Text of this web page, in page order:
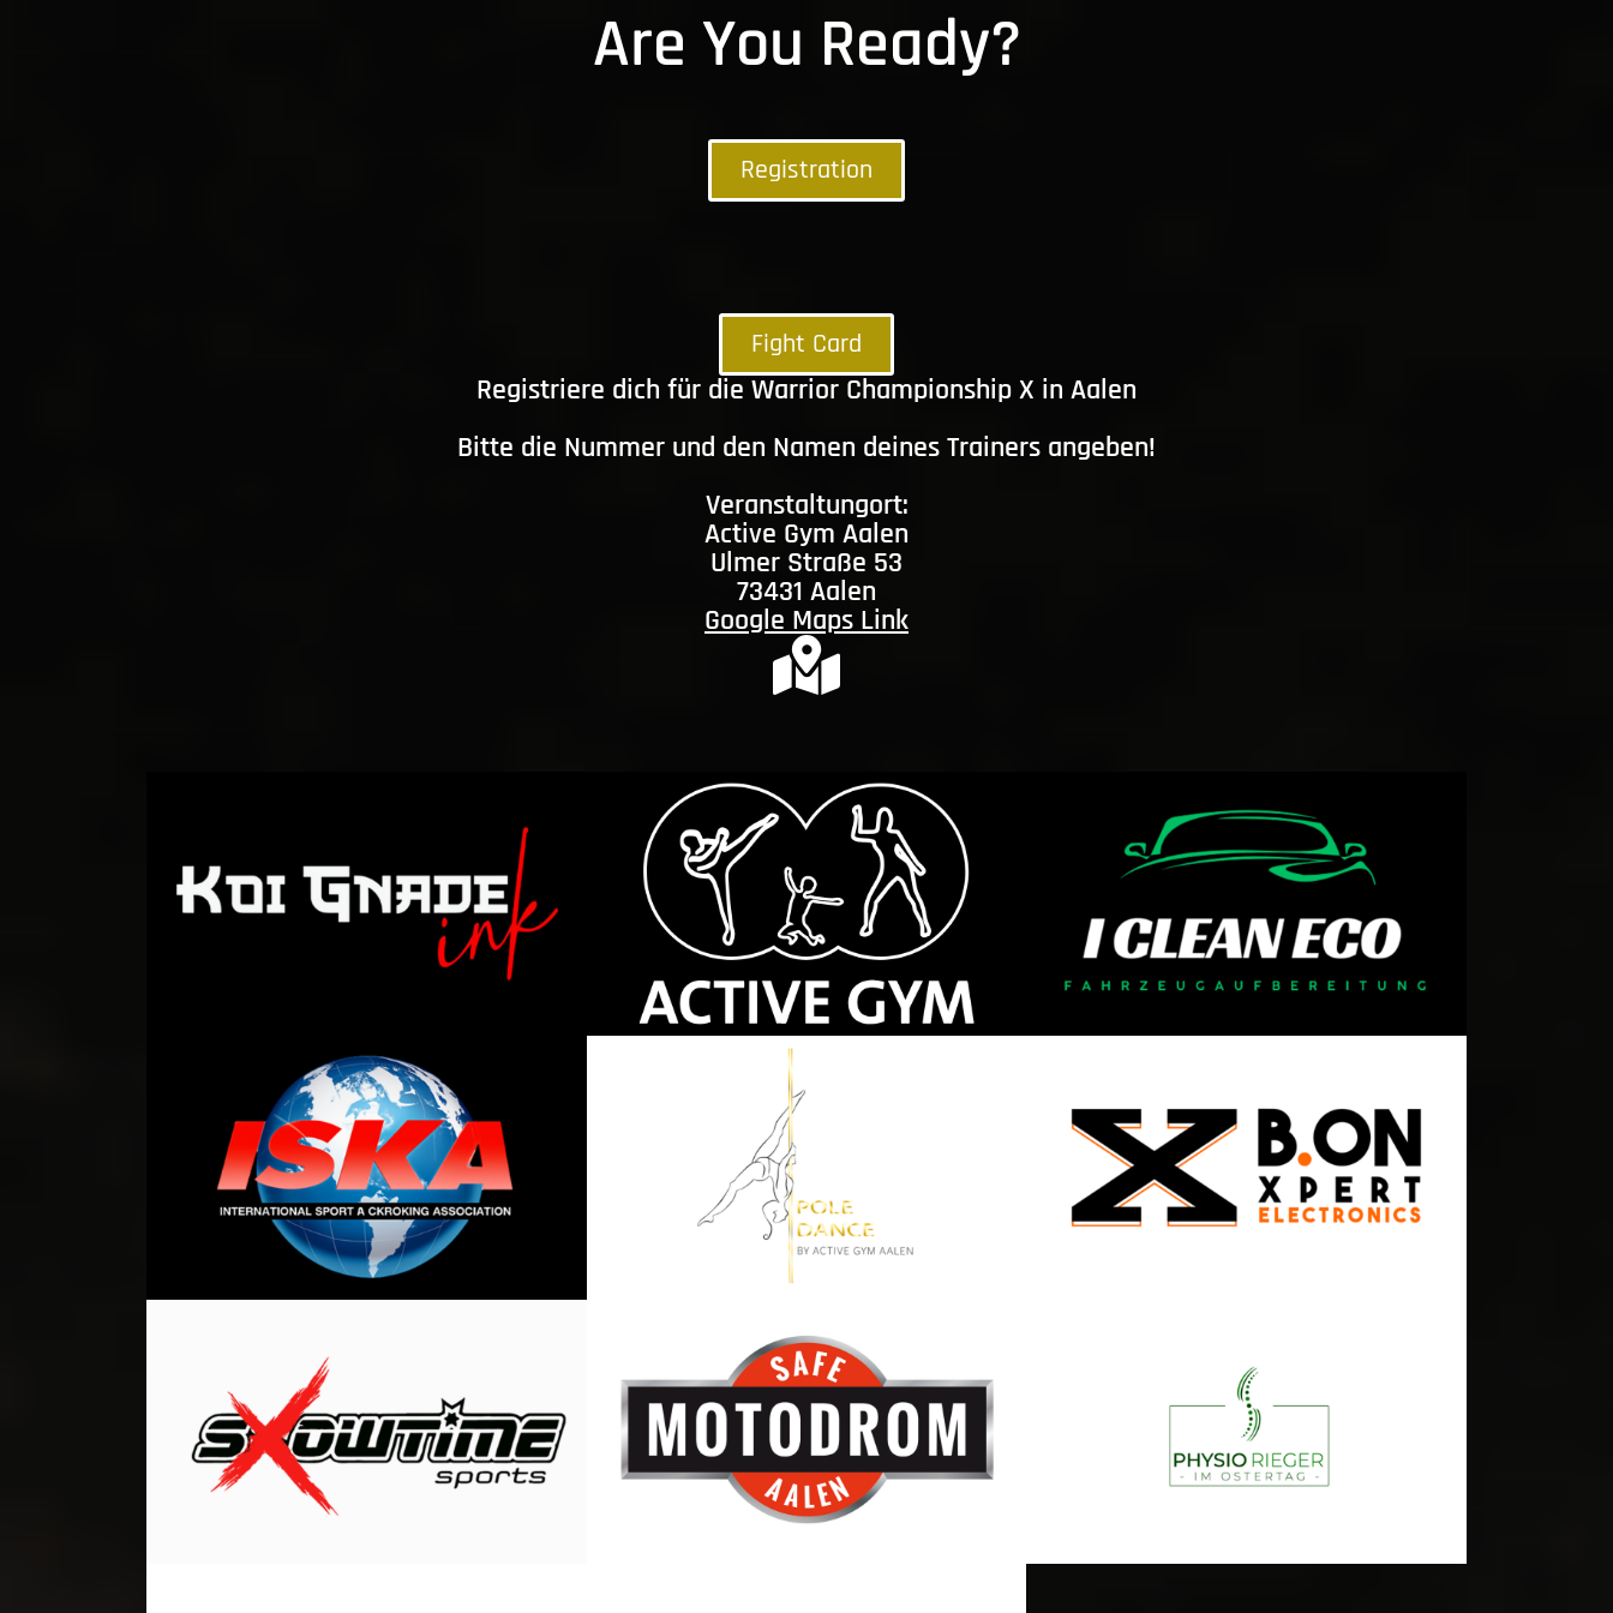
Are You Ready?
Registration
Fight Card
Registriere dich für die Warrior Championship X in Aalen
Bitte die Nummer und den Namen deines Trainers angeben!
Veranstaltungort:
Active Gym Aalen
Ulmer Straße 53
73431 Aalen
Google Maps Link